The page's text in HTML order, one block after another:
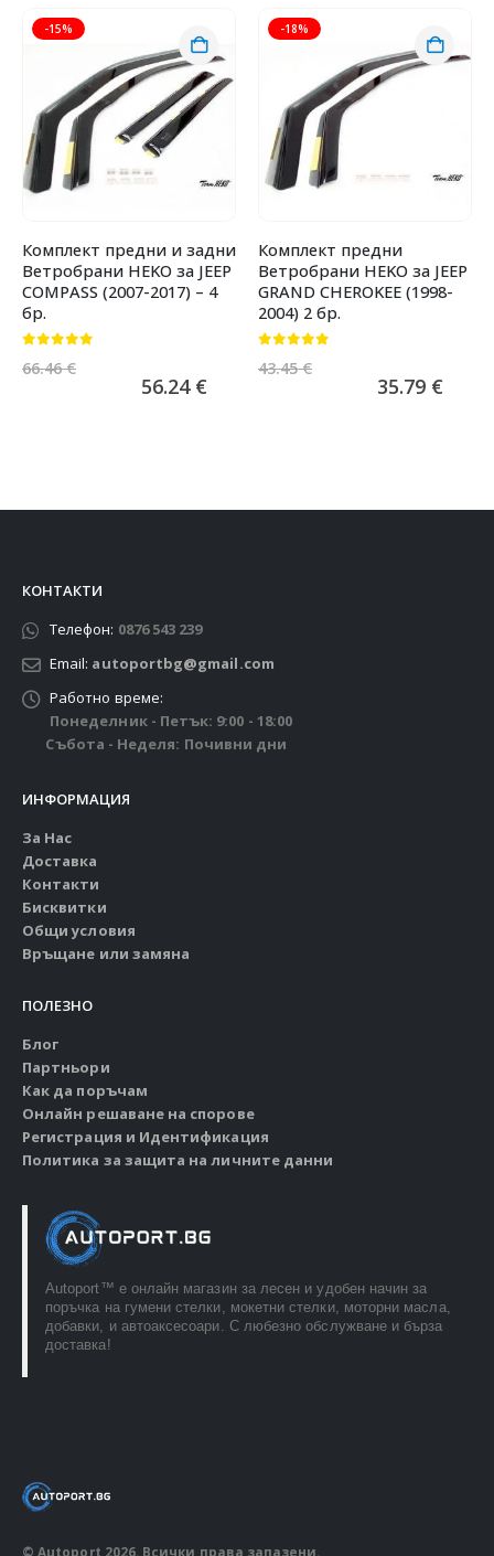
-15%
Комплект предни и задни
Ветробрани HEKO за JEEP
COMPASS (2007-2017) – 4
бр.
66.46€
56.24 €
-18%
Комплект предни
Ветробрани HEKO за JEEP
GRAND CHEROKEE (1998-
2004) 2 бр.
43.45€
35.79 €
КОНТАКТИ
Телефон: 0876 543 239
Email: autoportbg@gmail.com
Работно време:
Понеделник - Петък: 9:00 - 18:00
Събота - Неделя: Почивни дни
ИНФОРМАЦИЯ
За Нас
Доставка
Контакти
Бисквитки
Общи условия
Връщане или замяна
ПОЛЕЗНО
Блог
Партньори
Как да поръчам
Онлайн решаване на спорове
Регистрация и Идентификация
Политика за защита на личните данни
Autoport™ e онлайн магазин за лесен и удобен начин за
поръчка на гумени стелки, мокетни стелки, моторни масла,
добавки, и автоаксесоари. С любезно обслужване и бърза
доставка!
© Autoport 2026. Всички права запазени.